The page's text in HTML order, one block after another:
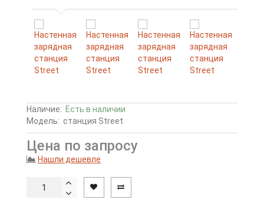
Наличие: Есть в наличии
Модель: станция Street
Цена по запросу
Нашли дешевле